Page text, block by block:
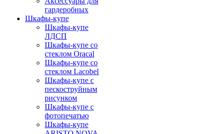
гардеробных
Шкафы-купе
Шкафы-купе
ЛДСП
Шкафы-купе со
стеклом Oracal
Шкафы-купе со
стеклом Lacobel
Шкафы-купе с
пескоструйным
рисунком
Шкафы-купе с
фотопечатью
Шкафы-купе